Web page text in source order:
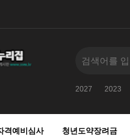
2027 2023
격예비심사 청년도약장려금